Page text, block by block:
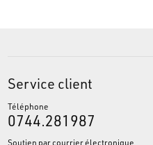
Service client
Téléphone
0744.281987
Soutien par courrier électronique